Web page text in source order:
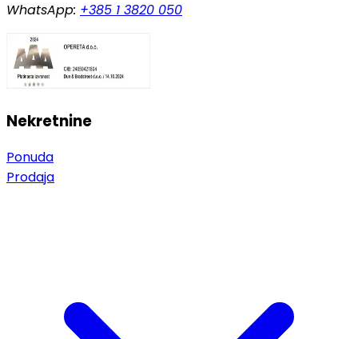
WhatsApp: +385 1 3820 050
Nekretnine
Ponuda
Prodaja